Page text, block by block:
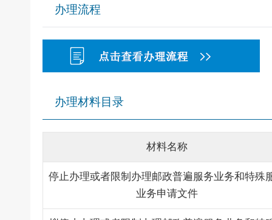
办理流程
办理材料目录
材料名称
停止办理或者限制办理邮政普遍服务业务和特殊
业务申请文件